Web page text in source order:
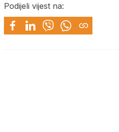
Podijeli vijest na: